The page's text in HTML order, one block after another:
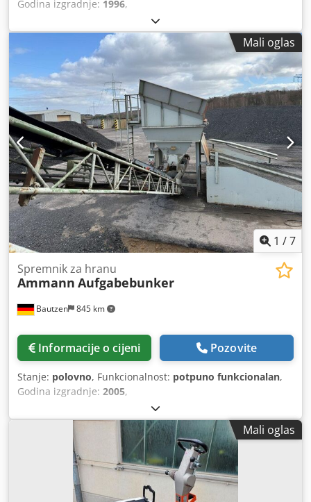
Godina izgradnje: 1996,
Mali oglas
1 /7
Bautzen 845 km
Spremnik za hranu
Ammann Aufgabebunker
Informacije o cijeni Pozovite
Stanje: polovno, Funkcionalnost: potpuno funkcionalan,
Godina izgradnje: 2005,
Mali oglas